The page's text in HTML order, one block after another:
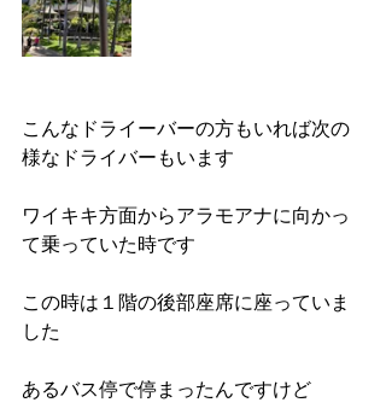
こんなドライーバーの方もいれば次の
様なドライバーもいます
ワイキキ方面からアラモアナに向かっ
て乗っていた時です
この時は１階の後部座席に座っていま
した
あるバス停で停まったんですけど